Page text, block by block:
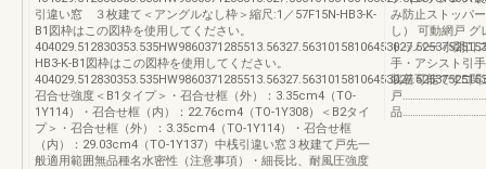
引違い窓 ３枚建て＜アングルなし枠＞縮尺:1／57F15N-HB3-K-
B1図枠はこの図枠を使用してください。
HB3-K-B1図枠はこの図枠を使用してください。
召合せ強度＜B1タイプ＞・召合せ框（外）：3.35cm4（TO-
1Y114）・召合せ框（内）：22.76cm4（TO-1Y308）＜B2タイ
プ＞・召合せ框（外）：3.35cm4（TO-1Y114）・召合せ框
（内）：29.03cm4（TO-1Y137）中桟引違い窓３枚建て戸先一
般適用範囲無品種名水密性（注意事項）・細長比、耐風圧強度
み防止ストッパ
し） 可動網戸
トッパー 小開口
手・アシスト引
装着可能です□
戸
品